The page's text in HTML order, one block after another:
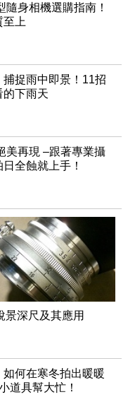
隨身相機選購指南！
至上
捕捉雨中即景！11招
的下雨天
美再現 –跟著專業攝
全蝕就上手！
景深尺及其應用
如何在寒冬拍出暖暖
道具幫大忙！